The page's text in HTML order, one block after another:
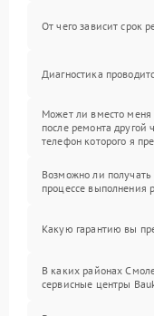
От чего зависит срок
Диагностика
Может ли вместо меня
после ремонта другой
телефон которого я
Возможно ли получать
процессе выполнения
Какую гарантию вы
В каких районах
сервисные центры